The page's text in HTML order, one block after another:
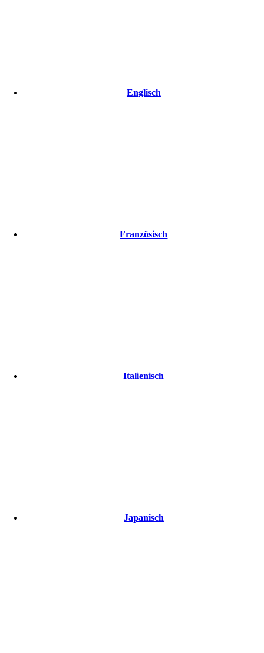
Englisch
Französisch
Italienisch
Japanisch